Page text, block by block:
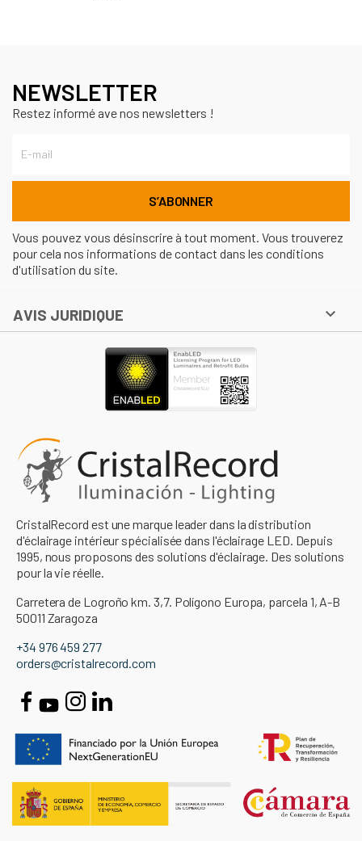
NEWSLETTER
Restez informé ave nos newsletters !
Vous pouvez vous désinscrire à tout moment. Vous trouverez
pour cela nos informations de contact dans les conditions
d'utilisation du site.
AVIS JURIDIQUE 
CristalRecord est une marque leader dans la distribution
d'éclairage intérieur spécialisée dans l'éclairage LED. Depuis
1995, nous proposons des solutions d'éclairage. Des solutions
pour la vie réelle.
Carretera de Logroño km. 3,7. Polígono Europa, parcela 1, A-B
50011 Zaragoza
+34 976 459 277
orders@cristalrecord.com